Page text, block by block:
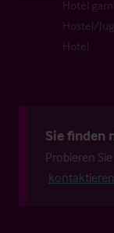
Hotel
Hostel/
Hotel
Sie finden
Probieren